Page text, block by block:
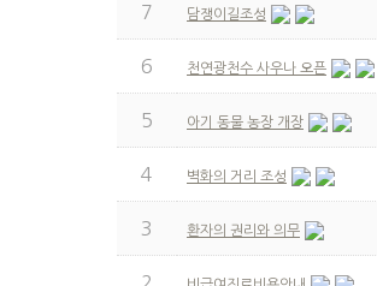
7 담쟁이길조성
6 천연광천수 사우나 오픈
5 아기 동물 농장 개장
4 벽화의 거리 조성
3 환자의 권리와 의무